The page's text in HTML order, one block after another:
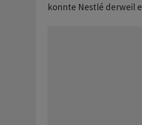
konnte Nestlé derweil